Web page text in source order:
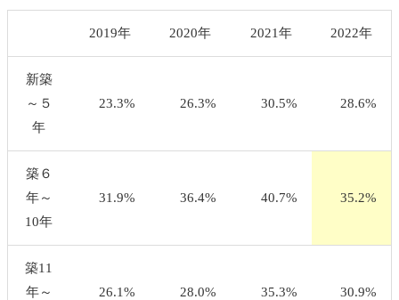
2019年 2020年 2021年 2022年
新築
～５
年
23.3% 26.3% 30.5% 28.6%
築６
年～
10年
31.9% 36.4% 40.7% 35.2%
築11
年～
26.1% 28.0% 35.3% 30.9%